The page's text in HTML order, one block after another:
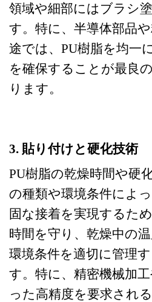
領域や細部にはブラシ
す。特に、半導体部品
途では、PU樹脂を均一
を確保することが最良
ります。
3. 貼り付けと硬化技術
PU樹脂の乾燥時間や硬
の種類や環境条件によ
固な接着を実現するた
時間を守り、乾燥中の
環境条件を適切に管理
す。特に、精密機械加
った高精度を要求され